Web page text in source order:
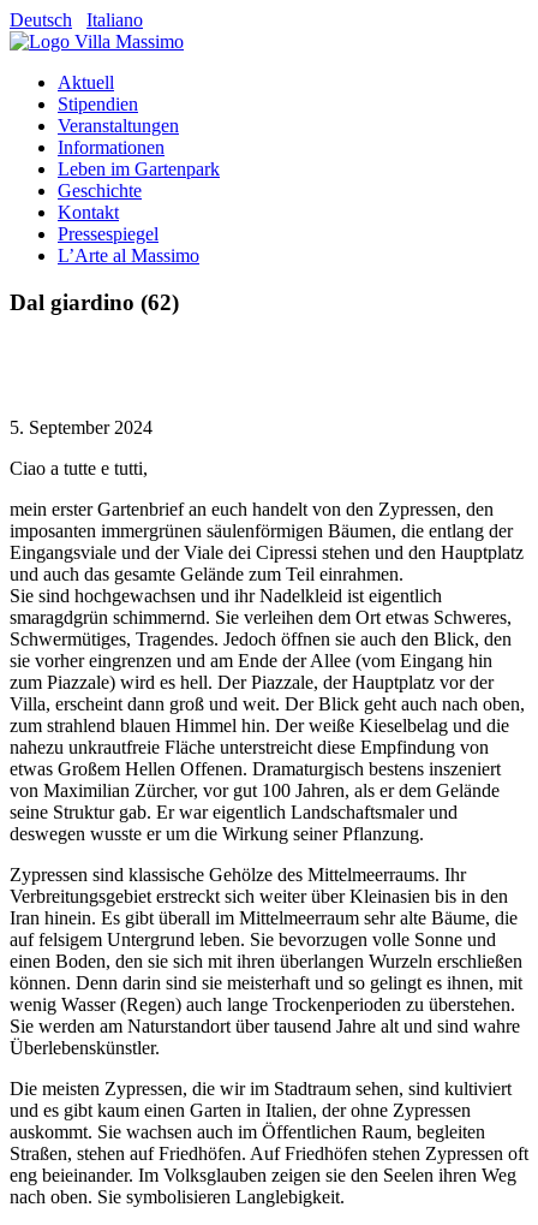
Deutsch Italiano
Aktuell
Stipendien
Veranstaltungen
Informationen
Leben im Gartenpark
Geschichte
Kontakt
Pressespiegel
L’Arte al Massimo
Dal giardino (62)
5. September 2024
Ciao a tutte e tutti,
mein erster Gartenbrief an euch handelt von den Zypressen, den
imposanten immergrünen säulenförmigen Bäumen, die entlang der
Eingangsviale und der Viale dei Cipressi stehen und den Hauptplatz
und auch das gesamte Gelände zum Teil einrahmen.
Sie sind hochgewachsen und ihr Nadelkleid ist eigentlich
smaragdgrün schimmernd. Sie verleihen dem Ort etwas Schweres,
Schwermütiges, Tragendes. Jedoch öffnen sie auch den Blick, den
sie vorher eingrenzen und am Ende der Allee (vom Eingang hin
zum Piazzale) wird es hell. Der Piazzale, der Hauptplatz vor der
Villa, erscheint dann groß und weit. Der Blick geht auch nach oben,
zum strahlend blauen Himmel hin. Der weiße Kieselbelag und die
nahezu unkrautfreie Fläche unterstreicht diese Empfindung von
etwas Großem Hellen Offenen. Dramaturgisch bestens inszeniert
von Maximilian Zürcher, vor gut 100 Jahren, als er dem Gelände
seine Struktur gab. Er war eigentlich Landschaftsmaler und
deswegen wusste er um die Wirkung seiner Pflanzung.
Zypressen sind klassische Gehölze des Mittelmeerraums. Ihr
Verbreitungsgebiet erstreckt sich weiter über Kleinasien bis in den
Iran hinein. Es gibt überall im Mittelmeerraum sehr alte Bäume, die
auf felsigem Untergrund leben. Sie bevorzugen volle Sonne und
einen Boden, den sie sich mit ihren überlangen Wurzeln erschließen
können. Denn darin sind sie meisterhaft und so gelingt es ihnen, mit
wenig Wasser (Regen) auch lange Trockenperioden zu überstehen.
Sie werden am Naturstandort über tausend Jahre alt und sind wahre
Überlebenskünstler.
Die meisten Zypressen, die wir im Stadtraum sehen, sind kultiviert
und es gibt kaum einen Garten in Italien, der ohne Zypressen
auskommt. Sie wachsen auch im Öffentlichen Raum, begleiten
Straßen, stehen auf Friedhöfen. Auf Friedhöfen stehen Zypressen oft
eng beieinander. Im Volksglauben zeigen sie den Seelen ihren Weg
nach oben. Sie symbolisieren Langlebigkeit.